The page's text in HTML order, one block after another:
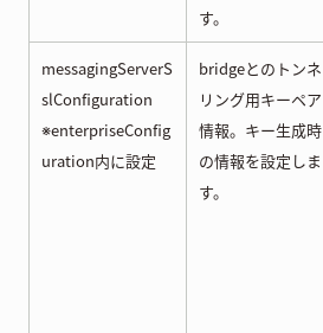
す。
messagingServerS
slConfiguration
※enterpriseConfig
uration内に設定
bridgeとのトンネ
リング用キーペア
情報。キー生成時
の情報を設定しま
す。